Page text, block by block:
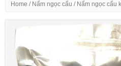
Home / Nấm ngọc cẩu / Nấm ngọc cẩu